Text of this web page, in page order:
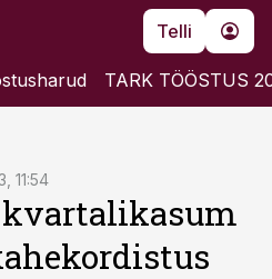
Telli
TARK TÖÖSTUS
11:54